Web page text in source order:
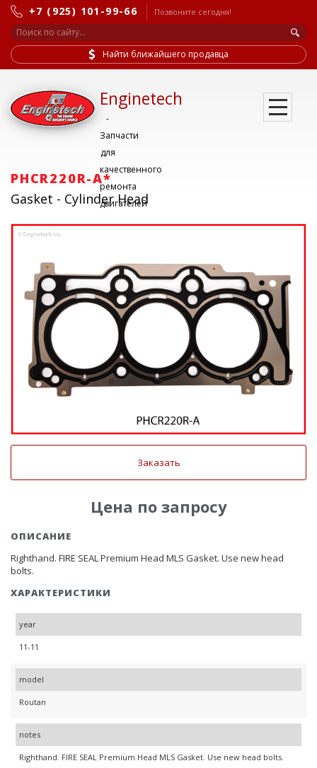
+7 (925) 101-99-66 Позвоните сегодня!
Найти ближайшего продавца
Enginetech
-
Запчасти
для
качественного
ремонта
двигателей
PHCR220R-A*
Gasket - Cylinder Head
Заказать
Цена по запросу
ОПИСАНИЕ
Righthand. FIRE SEAL Premium Head MLS Gasket. Use new head
bolts.
ХАРАКТЕРИСТИКИ
year
11-11
model
Routan
notes
Righthand. FIRE SEAL Premium Head MLS Gasket. Use new head bolts.